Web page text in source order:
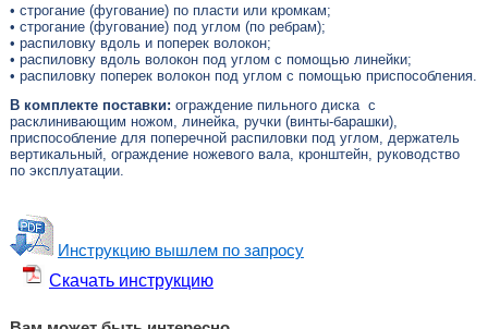
• строгание (фугование) по пласти или кромкам;
• строгание (фугование) под углом (по ребрам);
• распиловку вдоль и поперек волокон;
• распиловку вдоль волокон под углом с помощью линейки;
• распиловку поперек волокон под углом с помощью приспособления.
В комплекте поставки: ограждение пильного диска с
расклинивающим ножом, линейка, ручки (винты-барашки),
приспособление для поперечной распиловки под углом, держатель
вертикальный, ограждение ножевого вала, кронштейн, руководство
по эксплуатации.
Инструкцию вышлем по запросу
Скачать инструкцию